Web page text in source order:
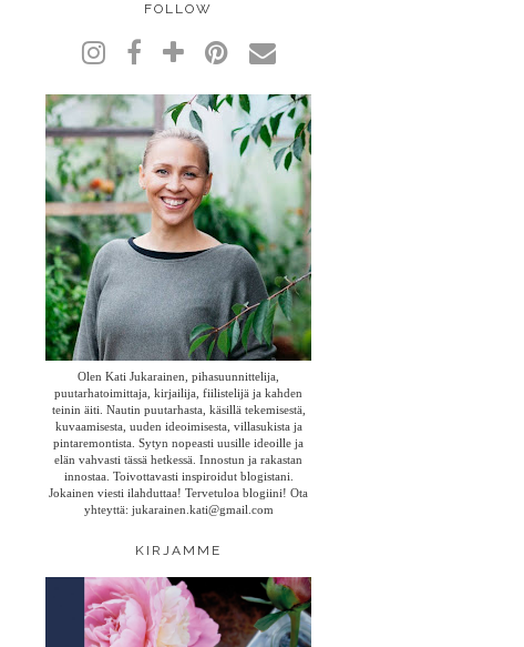
FOLLOW
Olen Kati Jukarainen, pihasuunnittelija,
puutarhatoimittaja, kirjailija, fiilistelijä ja kahden
teinin äiti. Nautin puutarhasta, käsillä tekemisestä,
kuvaamisesta, uuden ideoimisesta, villasukista ja
pintaremontista. Sytyn nopeasti uusille ideoille ja
elän vahvasti tässä hetkessä. Innostun ja rakastan
innostaa. Toivottavasti inspiroidut blogistani.
Jokainen viesti ilahduttaa! Tervetuloa blogiini! Ota
yhteyttä: jukarainen.kati@gmail.com
KIRJAMME